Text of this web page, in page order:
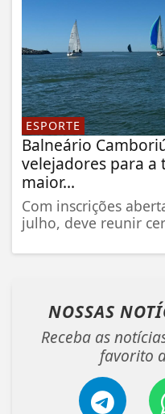
ESPORTE
Balneário
velejadores para a
maior...
Com inscrições
julho, deve reunir
NOSSAS
Receba as
favorito